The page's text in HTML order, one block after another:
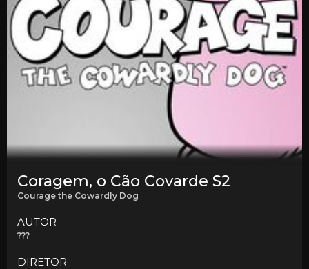
Coragem, o Cão Covarde S2
Courage the Cowardly Dog
AUTOR
???
DIRETOR